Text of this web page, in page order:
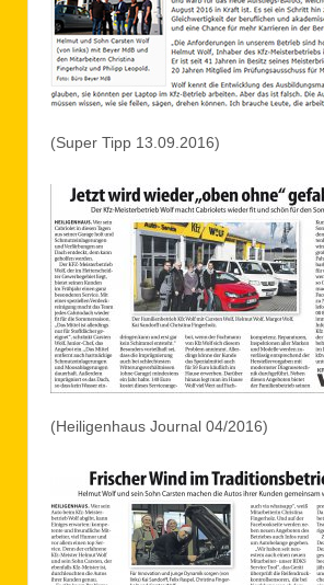
(Super Tipp 13.09.2016)
(Heiligenhaus Journal 04/2016)